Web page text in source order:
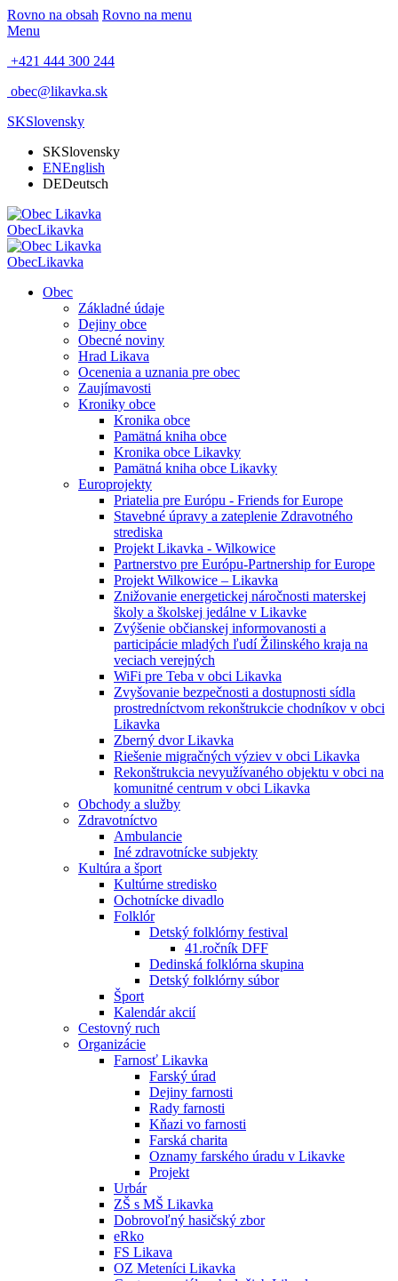
Rovno na obsah Rovno na menu
Menu
+421 444 300 244
obec@likavka.sk
SKSlovensky
SKSlovensky
ENEnglish
DEDeutsch
ObecLikavka
ObecLikavka
Obec
Základné údaje
Dejiny obce
Obecné noviny
Hrad Likava
Ocenenia a uznania pre obec
Zaujímavosti
Kroniky obce
Kronika obce
Pamätná kniha obce
Kronika obce Likavky
Pamätná kniha obce Likavky
Europrojekty
Priatelia pre Európu - Friends for Europe
Stavebné úpravy a zateplenie Zdravotného
strediska
Projekt Likavka - Wilkowice
Partnerstvo pre Európu-Partnership for Europe
Projekt Wilkowice – Likavka
Znižovanie energetickej náročnosti materskej
školy a školskej jedálne v Likavke
Zvýšenie občianskej informovanosti a
participácie mladých ľudí Žilinského kraja na
veciach verejných
WiFi pre Teba v obci Likavka
Zvyšovanie bezpečnosti a dostupnosti sídla
prostredníctvom rekonštrukcie chodníkov v obci
Likavka
Zberný dvor Likavka
Riešenie migračných výziev v obci Likavka
Rekonštrukcia nevyužívaného objektu v obci na
komunitné centrum v obci Likavka
Obchody a služby
Zdravotníctvo
Ambulancie
Iné zdravotnícke subjekty
Kultúra a šport
Kultúrne stredisko
Ochotnícke divadlo
Folklór
Detský folklórny festival
41.ročník DFF
Dedinská folklórna skupina
Detský folklórny súbor
Šport
Kalendár akcií
Cestovný ruch
Organizácie
Farnosť Likavka
Farský úrad
Dejiny farnosti
Rady farnosti
Kňazi vo farnosti
Farská charita
Oznamy farského úradu v Likavke
Projekt
Urbár
ZŠ s MŠ Likavka
Dobrovoľný hasičský zbor
eRko
FS Likava
OZ Meteníci Likavka